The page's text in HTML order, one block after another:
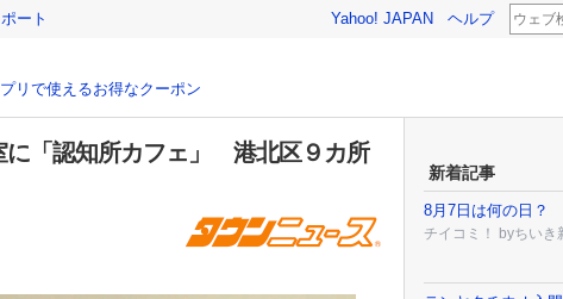
ート Yahoo! JAPAN ヘルプ
リで使えるお得なクーポン
に「認知所カフェ」 港北区９カ所
新着記事
8月7日は何の日？
チイコミ！ byちいき